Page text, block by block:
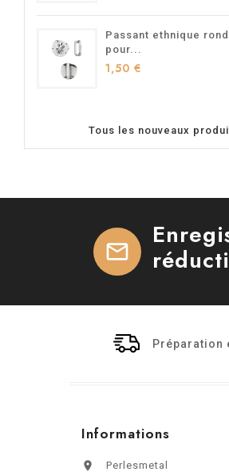
Passant ethnique rond
pour...
1,50 €
Tous les nouveaux
mail
Préparation
Informations

Perlesmetal